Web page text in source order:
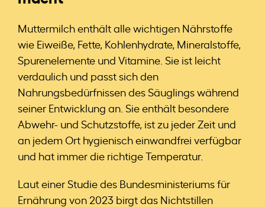
Muttermilch enthält alle wichtigen Nährstoffe
wie Eiweiße, Fette, Kohlenhydrate, Mineralstoffe,
Spurenelemente und Vitamine. Sie ist leicht
verdaulich und passt sich den
Nahrungsbedürfnissen des Säuglings während
seiner Entwicklung an. Sie enthält besondere
Abwehr- und Schutzstoffe, ist zu jeder Zeit und
an jedem Ort hygienisch einwandfrei verfügbar
und hat immer die richtige Temperatur.
Laut einer Studie des Bundesministeriums für
Ernährung von 2023 birgt das Nichtstillen